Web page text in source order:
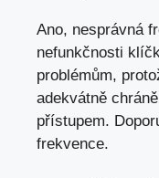
Ano, nesprávná
nefunkčnosti
problémům,
adekvátně
přístupem.
frekvence.